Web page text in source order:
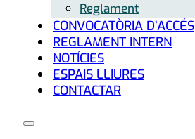
Reglament
CONVOCATÒRIA D’ACCÉS
REGLAMENT INTERN
NOTÍCIES
ESPAIS LLIURES
CONTACTAR